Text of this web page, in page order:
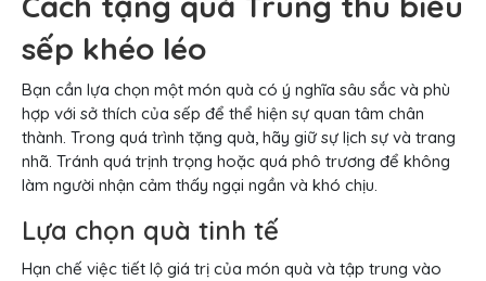
sếp khéo léo
Bạn cần lựa chọn một món quà có ý nghĩa sâu sắc và phù
hợp với sở thích của sếp để thể hiện sự quan tâm chân
thành. Trong quá trình tặng quà, hãy giữ sự lịch sự và trang
nhã. Tránh quá trịnh trọng hoặc quá phô trương để không
làm người nhận cảm thấy ngại ngần và khó chịu.
Lựa chọn quà tinh tế
Hạn chế việc tiết lộ giá trị của món quà và tập trung vào